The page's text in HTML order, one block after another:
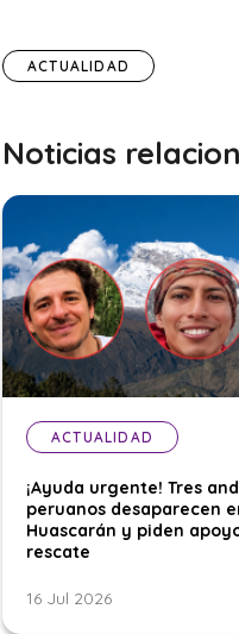
ACTUALIDAD
Noticias
ACTUALIDAD
¡Ayuda urgente! Tres
peruanos desaparecen
Huascarán y piden
rescate
16 Jul 2026